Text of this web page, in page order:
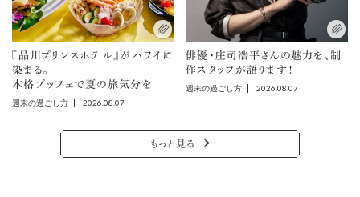
『品川プリンスホテル』がハワイに
染まる。
本格ブッフェで夏の旅気分を
週末の過ごし方 2026.08.07
俳優・庄司浩平さんの魅力を、制
作スタッフが語ります！
週末の過ごし方 2026.08.07
もっと見る